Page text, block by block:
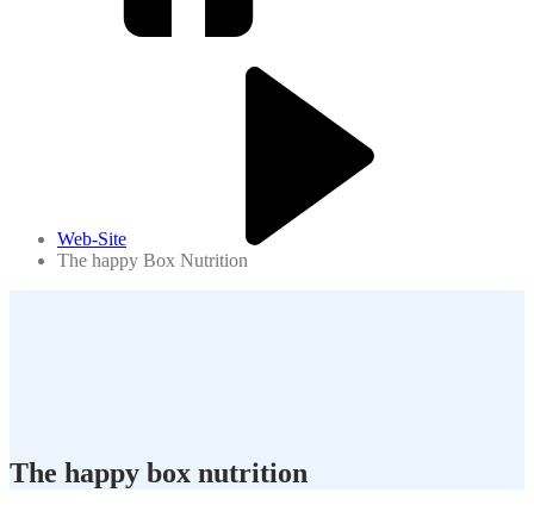
Web-Site
The happy Box Nutrition
The happy box nutrition